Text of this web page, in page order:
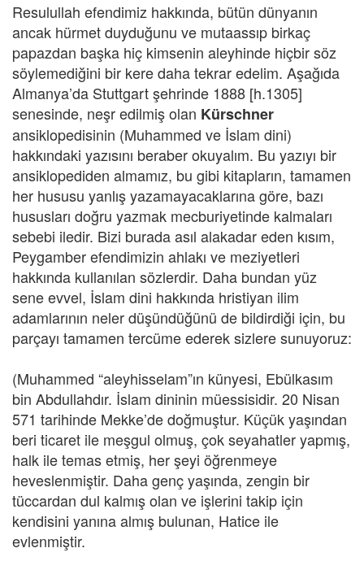
Resulullah efendimiz hakkında, bütün dünyanın
ancak hürmet duyduğunu ve mutaassıp birkaç
papazdan başka hiç kimsenin aleyhinde hiçbir söz
söylemediğini bir kere daha tekrar edelim. Aşağıda
Almanya’da Stuttgart şehrinde 1888 [h.1305]
senesinde, neşr edilmiş olan Kürschner
ansiklopedisinin (Muhammed ve İslam dini)
hakkındaki yazısını beraber okuyalım. Bu yazıyı bir
ansiklopediden almamız, bu gibi kitapların, tamamen
her hususu yanlış yazamayacaklarına göre, bazı
hususları doğru yazmak mecburiyetinde kalmaları
sebebi iledir. Bizi burada asıl alakadar eden kısım,
Peygamber efendimizin ahlakı ve meziyetleri
hakkında kullanılan sözlerdir. Daha bundan yüz
sene evvel, İslam dini hakkında hristiyan ilim
adamlarının neler düşündüğünü de bildirdiği için, bu
parçayı tamamen tercüme ederek sizlere sunuyoruz:
(Muhammed “aleyhisselam”ın künyesi, Ebülkasım
bin Abdullahdır. İslam dininin müessisidir. 20 Nisan
571 tarihinde Mekke’de doğmuştur. Küçük yaşından
beri ticaret ile meşgul olmuş, çok seyahatler yapmış,
halk ile temas etmiş, her şeyi öğrenmeye
heveslenmiştir. Daha genç yaşında, zengin bir
tüccardan dul kalmış olan ve işlerini takip için
kendisini yanına almış bulunan, Hatice ile
evlenmiştir.